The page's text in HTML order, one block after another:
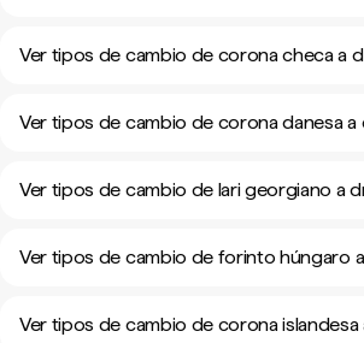
Ver tipos de cambio de corona checa a
Ver tipos de cambio de corona danesa a
Ver tipos de cambio de lari georgiano a
Ver tipos de cambio de forinto húngaro
Ver tipos de cambio de corona islandesa